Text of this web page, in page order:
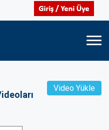
Video Yükle